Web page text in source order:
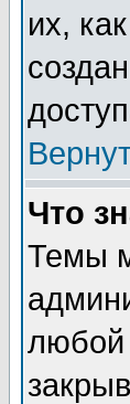
их,
Что
Темы
любой